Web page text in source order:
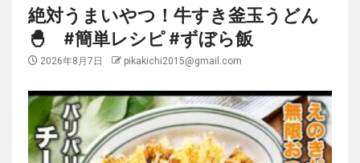
絶対うまいやつ！牛すき釜玉うどん
🐣 #簡単レシピ #ずぼら飯
2026年8月7日 pikakichi2015@gmail.com